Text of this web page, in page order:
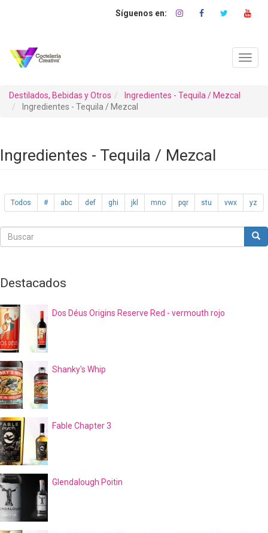
Destilados, Bebidas y Otros
Ingredientes - Tequila / Mezcal
Ingredientes - Tequila / Mezcal
Ingredientes - Tequila / Mezcal
Todos # abc def ghi jkl mno pqr stu vwx yz
Buscar
Buscar
Destacados
Dos Déus Origins Reserve Red - vermouth rojo
Shanky's Whip
Fable Chapter 3
Glendalough Poitin